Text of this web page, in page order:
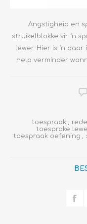
Angstigheid en
struikelblokke vir ‘n
lewer. Hier is ‘n
help verminder
toespraak
toesprake
toespraak oefening